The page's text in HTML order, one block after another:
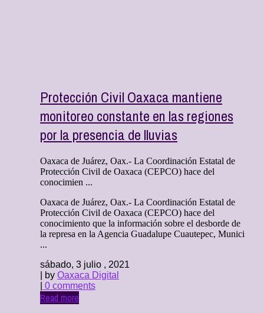
Protección Civil Oaxaca mantiene
monitoreo constante en las regiones
por la presencia de lluvias
Oaxaca de Juárez, Oax.- La Coordinación Estatal de
Protección Civil de Oaxaca (CEPCO) hace del
conocimien ...
Oaxaca de Juárez, Oax.- La Coordinación Estatal de
Protección Civil de Oaxaca (CEPCO) hace del
conocimiento que la información sobre el desborde de
la represa en la Agencia Guadalupe Cuautepec, Munici
...
sábado, 3 julio , 2021
| by Oaxaca Digital
0 comments
Read more